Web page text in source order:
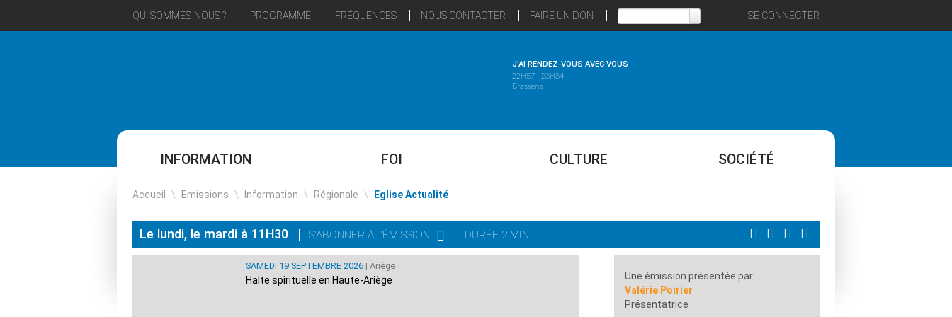
QUI SOMMES-NOUS ? PROGRAMME FRÉQUENCES NOUS CONTACTER FAIRE UN DON SE CONNECTER
J'AI RENDEZ-VOUS AVEC VOUS
22H57 - 23H34
Brassens
INFORMATION FOI CULTURE SOCIÉTÉ
Accueil \ Emissions \ Information \ Régionale \ Eglise Actualité
Le lundi, le mardi à 11H30 S'ABONNER À L'ÉMISSION DURÉE 2 MIN
SAMEDI 19 SEPTEMBRE 2026| Ariège
Halte spirituelle en Haute-Ariège
Une émission présentée par
Valérie Poirier
Présentatrice